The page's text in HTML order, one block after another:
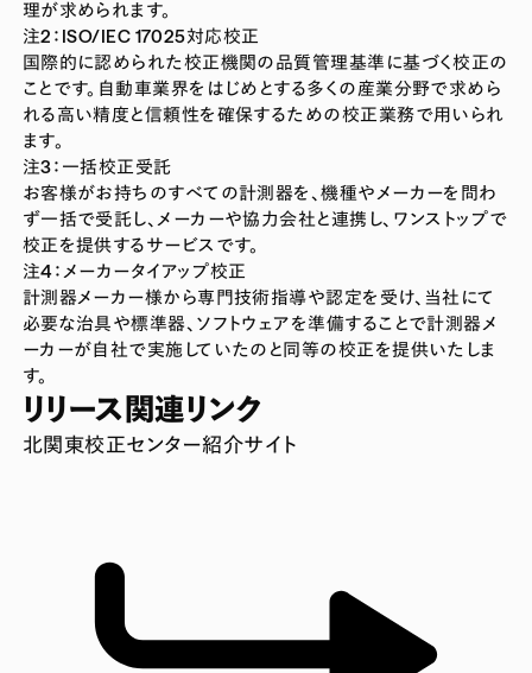
理が求められます。
注2：ISO/IEC 17025対応校正
国際的に認められた校正機関の品質管理基準に基づく校正の
ことです。自動車業界をはじめとする多くの産業分野で求めら
れる高い精度と信頼性を確保するための校正業務で用いられ
ます。
注3：一括校正受託
お客様がお持ちのすべての計測器を、機種やメーカーを問わ
ず一括で受託し、メーカーや協力会社と連携し、ワンストップで
校正を提供するサービスです。
注4：メーカータイアップ校正
計測器メーカー様から専門技術指導や認定を受け、当社にて
必要な治具や標準器、ソフトウェアを準備することで計測器メ
ーカーが自社で実施していたのと同等の校正を提供いたしま
す。
リリース関連リンク
北関東校正センター紹介サイト